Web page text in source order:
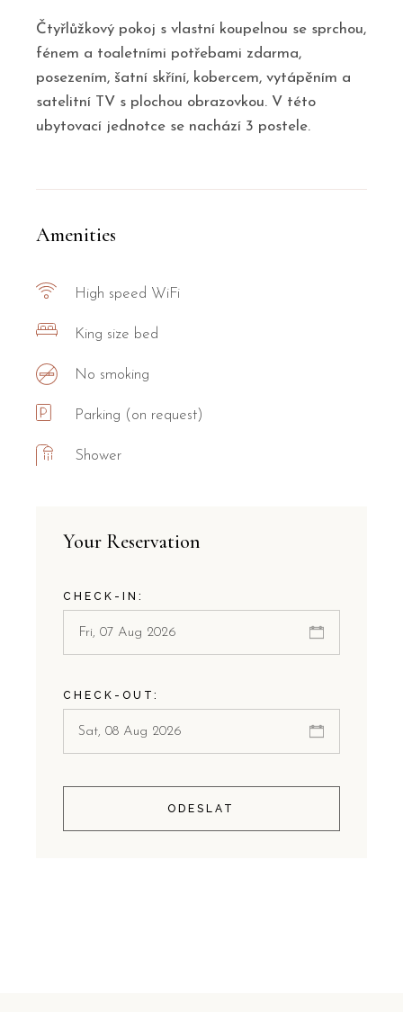
Čtyřlůžkový pokoj s vlastní koupelnou se sprchou,
fénem a toaletními potřebami zdarma,
posezením, šatní skříní, kobercem, vytápěním a
satelitní TV s plochou obrazovkou. V této
ubytovací jednotce se nachází 3 postele.
Amenities
High speed WiFi
King size bed
No smoking
Parking (on request)
Shower
Your Reservation
CHECK-IN:
CHECK-OUT:
ODESLAT